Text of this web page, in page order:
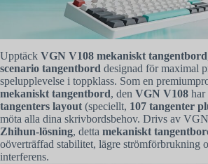
Upptäck VGN V108 mekaniskt tangentbord
scenario tangentbord designad för maximal
spelupplevelse i toppklass. Som en
mekaniskt tangentbord, den VGN V108 har
tangenters layout (speciellt, 107 tangenter
möta alla dina skrivbordsbehov. Drivs av
Zhihun-lösning, detta mekaniskt
oöverträffad stabilitet, lägre strömförbrukning
interferens.